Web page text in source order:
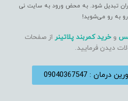
تبدیل شود. به محض ورود به سایت نی
رو به رو می‌شوید!
وخرید کمربند پلاتینر از صفحات
دیدن فرمایید.
: 09040367547